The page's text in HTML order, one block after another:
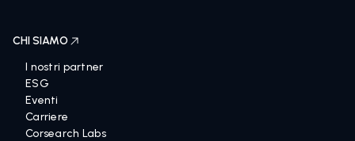
CHI SIAMO
I nostri partner
ESG
Eventi
Carriere
Corsearch Labs